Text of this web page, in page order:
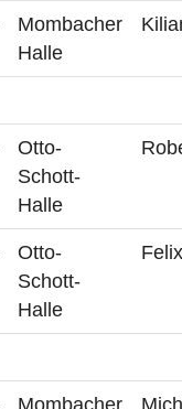
Mombacher
Halle
Otto-
Schott-
Halle
Otto-
Schott-
Halle
Mombacher